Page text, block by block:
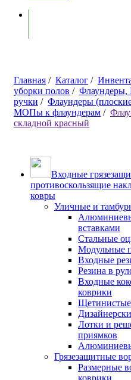
Главная / Каталог /
уборки полов /
ручки / Флаундеры
МОПы к флаундерам /
складной красный
Входные
противоскользящие
ковры
Уличные и
вставками
Стальные
Модульные
Входные
Резина в
Входные
коврики
Щетинистые
Лотки и
приямков
Грязезащитные
Размерные
коврики